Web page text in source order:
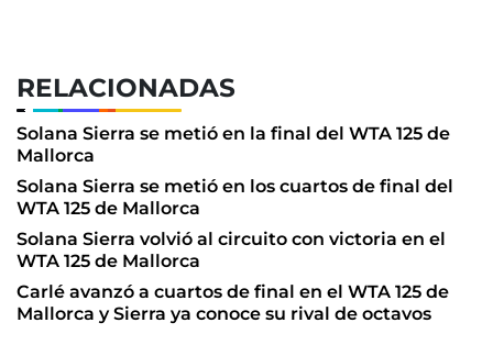
RELACIONADAS
Solana Sierra se metió en la final del WTA 125 de
Mallorca
Solana Sierra se metió en los cuartos de final del
WTA 125 de Mallorca
Solana Sierra volvió al circuito con victoria en el
WTA 125 de Mallorca
Carlé avanzó a cuartos de final en el WTA 125 de
Mallorca y Sierra ya conoce su rival de octavos